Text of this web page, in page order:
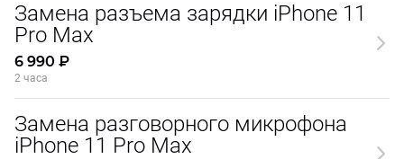
Замена разъема зарядки iPhone 11
Pro Max
6 990 ₽
2 часа
Замена разговорного микрофона
iPhone 11 Pro Max